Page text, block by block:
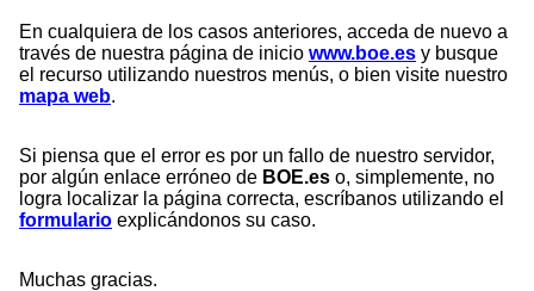
En cualquiera de los casos anteriores, acceda de nuevo a
través de nuestra página de inicio www.boe.es y busque
el recurso utilizando nuestros menús, o bien visite nuestro
mapa web.
Si piensa que el error es por un fallo de nuestro servidor,
por algún enlace erróneo de BOE.es o, simplemente, no
logra localizar la página correcta, escríbanos utilizando el
formulario explicándonos su caso.
Muchas gracias.